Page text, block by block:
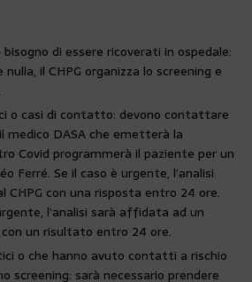
di essere ricoverati in ospedale:
il CHPG organizza lo screening e
o casi di contatto: devono contattare
medico DASA che emetterà la
Covid programmerà il paziente per un
Ferré. Se il caso è urgente, l’analisi
con una risposta entro 24 ore.
l’analisi sarà affidata ad un
un risultato entro 24 ore.
o che hanno avuto contatti a rischio
screening: sarà necessario prendere